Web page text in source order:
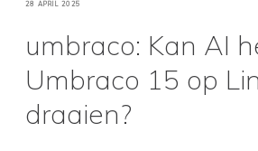
GEPLAATST
28 APRIL 2025
umbraco: Kan AI
Umbraco 15 op
draaien?